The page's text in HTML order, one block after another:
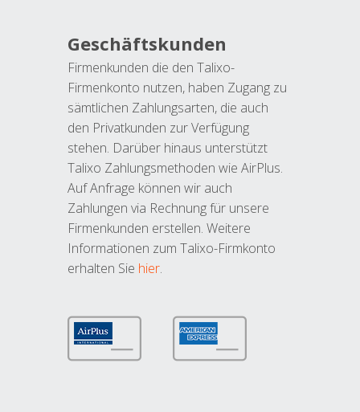
Geschäftskunden
Firmenkunden die den Talixo-
Firmenkonto nutzen, haben Zugang zu
sämtlichen Zahlungsarten, die auch
den Privatkunden zur Verfügung
stehen. Darüber hinaus unterstützt
Talixo Zahlungsmethoden wie AirPlus.
Auf Anfrage können wir auch
Zahlungen via Rechnung für unsere
Firmenkunden erstellen. Weitere
Informationen zum Talixo-Firmkonto
erhalten Sie hier.